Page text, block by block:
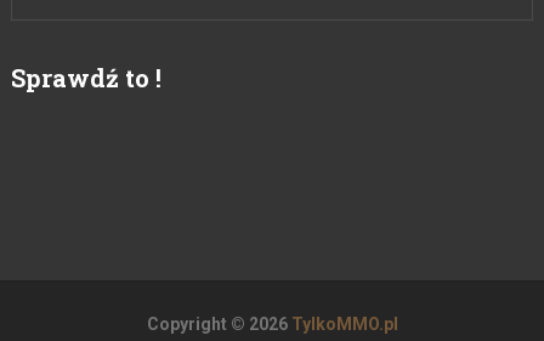
Sprawdź to !
Copyright © 2026 TylkoMMO.pl